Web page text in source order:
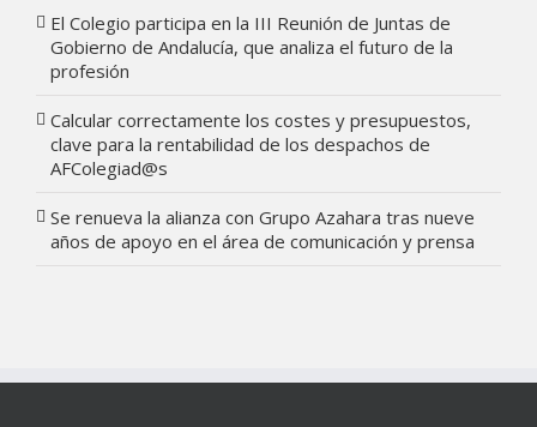
El Colegio participa en la III Reunión de Juntas de
Gobierno de Andalucía, que analiza el futuro de la
profesión
Calcular correctamente los costes y presupuestos,
clave para la rentabilidad de los despachos de
AFColegiad@s
Se renueva la alianza con Grupo Azahara tras nueve
años de apoyo en el área de comunicación y prensa